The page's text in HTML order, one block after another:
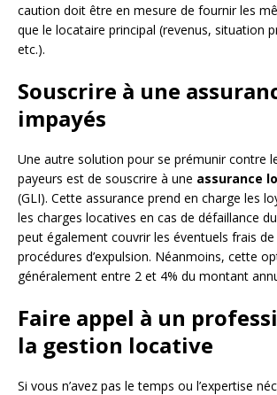
caution doit être en mesure de fournir les
que le locataire principal (revenus, situation
etc.).
Souscrire à une
impayés
Une autre solution pour se prémunir contre
payeurs est de souscrire à une assurance
(GLI). Cette assurance prend en charge les
les charges locatives en cas de défaillance
peut également couvrir les éventuels frais
procédures d’expulsion. Néanmoins, cette
généralement entre 2 et 4% du montant
Faire appel à un
la gestion locative
Si vous n’avez pas le temps ou l’expertise